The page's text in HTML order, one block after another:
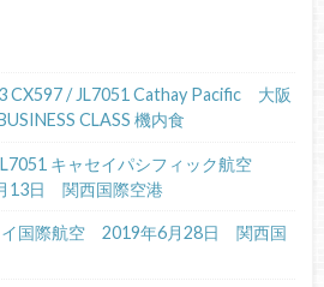
CX597 / JL7051 Cathay Pacific 大阪
CLASS 機内食
キャセイパシフィック航空
13日 関西国際空港
イ国際航空 2019年6月28日 関西国